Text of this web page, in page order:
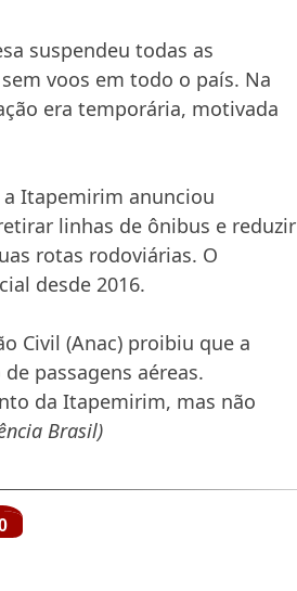
suspendeu todas as
voos em todo o país. Na
era temporária, motivada
Itapemirim anunciou
linhas de ônibus e reduzir
rotas rodoviárias. O
desde 2016.
Civil (Anac) proibiu que a
passagens aéreas.
da Itapemirim, mas não
Brasil)